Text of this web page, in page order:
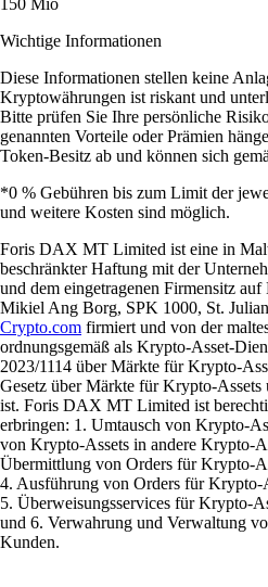
150 Mio
Wichtige Informationen
Diese Informationen stellen keine
Kryptowährungen ist riskant und
Bitte prüfen Sie Ihre persönliche
genannten Vorteile oder Prämien
Token-Besitz ab und können sich
*0 % Gebühren bis zum Limit der
und weitere Kosten sind möglich.
Foris DAX MT Limited ist eine in
beschränkter Haftung mit der
und dem eingetragenen Firmensitz
Mikiel Ang Borg, SPK 1000, St.
Crypto.com firmiert und von der
ordnungsgemäß als Krypto-Asset-
2023/1114 über Märkte für Krypto-
Gesetz über Märkte für Krypto-Assets
ist. Foris DAX MT Limited ist
erbringen: 1. Umtausch von Krypto-
von Krypto-Assets in andere Krypto-
Übermittlung von Orders für Krypto-
4. Ausführung von Orders für Krypto-
5. Überweisungsservices für Krypto-
und 6. Verwahrung und Verwaltung
Kunden.